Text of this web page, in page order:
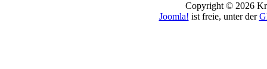
Copyright © 2026
Joomla! ist freie, unter der